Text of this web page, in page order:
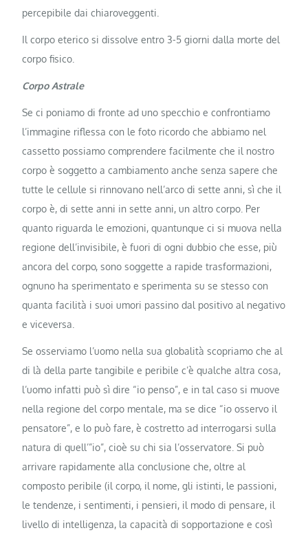
percepibile dai chiaroveggenti.
Il corpo eterico si dissolve entro 3-5 giorni dalla morte del
corpo fisico.
Corpo Astrale
Se ci poniamo di fronte ad uno specchio e confrontiamo
l’immagine riflessa con le foto ricordo che abbiamo nel
cassetto possiamo comprendere facilmente che il nostro
corpo è soggetto a cambiamento anche senza sapere che
tutte le cellule si rinnovano nell’arco di sette anni, sì che il
corpo è, di sette anni in sette anni, un altro corpo. Per
quanto riguarda le emozioni, quantunque ci si muova nella
regione dell’invisibile, è fuori di ogni dubbio che esse, più
ancora del corpo, sono soggette a rapide trasformazioni,
ognuno ha sperimentato e sperimenta su se stesso con
quanta facilità i suoi umori passino dal positivo al negativo
e viceversa.
Se osserviamo l’uomo nella sua globalità scopriamo che al
di là della parte tangibile e peribile c’è qualche altra cosa,
l’uomo infatti può sì dire “io penso”, e in tal caso si muove
nella regione del corpo mentale, ma se dice “io osservo il
pensatore”, e lo può fare, è costretto ad interrogarsi sulla
natura di quell’”io”, cioè su chi sia l’osservatore. Si può
arrivare rapidamente alla conclusione che, oltre al
composto peribile (il corpo, il nome, gli istinti, le passioni,
le tendenze, i sentimenti, i pensieri, il modo di pensare, il
livello di intelligenza, la capacità di sopportazione e così